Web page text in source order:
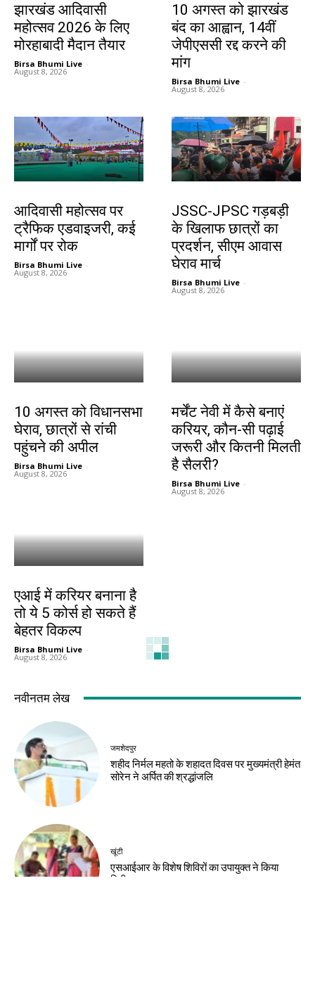
झारखंड आदिवासी
महोत्सव 2026 के लिए
मोरहाबादी मैदान तैयार
Birsa Bhumi Live -
August 8, 2026
10 अगस्त को झारखंड
बंद का आह्वान, 14वीं
जेपीएससी रद्द करने की
मांग
Birsa Bhumi Live -
August 8, 2026
आदिवासी महोत्सव पर
ट्रैफिक एडवाइजरी, कई
मार्गों पर रोक
Birsa Bhumi Live -
August 8, 2026
JSSC-JPSC गड़बड़ी
के खिलाफ छात्रों का
प्रदर्शन, सीएम आवास
घेराव मार्च
Birsa Bhumi Live -
August 8, 2026
10 अगस्त को विधानसभा
घेराव, छात्रों से रांची
पहुंचने की अपील
Birsa Bhumi Live -
August 8, 2026
मर्चेंट नेवी में कैसे बनाएं
करियर, कौन-सी पढ़ाई
जरूरी और कितनी मिलती
है सैलरी?
Birsa Bhumi Live -
August 8, 2026
एआई में करियर बनाना है
तो ये 5 कोर्स हो सकते हैं
बेहतर विकल्प
Birsa Bhumi Live -
August 8, 2026
नवीनतम लेख
जमशेदपुर
शहीद निर्मल महतो के शहादत दिवस पर मुख्यमंत्री हेमंत
सोरेन ने अर्पित की श्रद्धांजलि
खूंटी
एसआईआर के विशेष शिविरों का उपायुक्त ने किया
निरीक्षण